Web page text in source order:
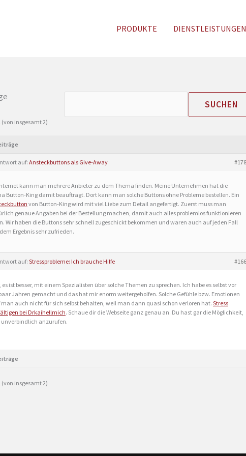
PRODUKTE DIENSTLEISTUNGEN
(von insgesamt 2)
auf:Ansteckbuttons als Give-Away
kann man mehrere Anbieter zu dem Thema finden. Meine Unternehmen hat die
Button-King damit beauftragt. Dort kann man solche Buttons ohne Probleme bestellen. Ein
von Button-King wird mit viel Liebe zum Detail angefertigt. Zuerst muss man
genaue Angaben bei der Bestellung machen, damit auch alles problemlos funktionieren
Wir haben die Buttons sehr schnell zugeschickt bekommen und waren auch auf jeden Fall
Ergebnis sehr zufrieden.
auf:Stressprobleme: Ich brauche Hilfe
es ist besser, mit einem Spezialisten über solche Themen zu sprechen. Ich habe es selbst vor
Jahren gemacht und das hat mir enorm weitergeholfen. Solche Gefühle bzw. Emotionen
man auch nicht für sich selbst behalten, weil man dann quasi schon verloren hat.Stress
bei Drkaihellmich. Schaue dir die Webseite ganz genau an. Du hast gar die Möglichkeit,
unverbindlich anzurufen.
(von insgesamt 2)